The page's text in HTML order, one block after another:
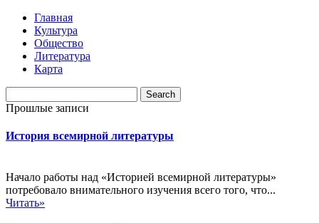
Главная
Культура
Общество
Литература
Карта
Прошлые записи
История всемирной литературы
Начало работы над «Историей всемирной литературы»
потребовало внимательного изучения всего того, что...
Читать»